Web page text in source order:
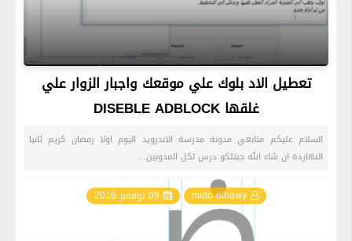
تعطيل الاد بلوك علي موقعك واجبار الزوار علي
غلقها DISEBLE ADBLOCK
السلام عليكم متابعي مدونة مدرسة الاندرويد اليوم اولا رمضان كريم ثانيا
النهاردة ان شاء الله جبتلكو درس لكل المدونين…
mido elhawy 09 نوفمبر 2016